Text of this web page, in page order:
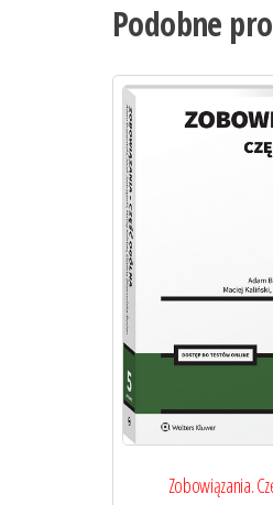
Podobne
Zobowiązania.